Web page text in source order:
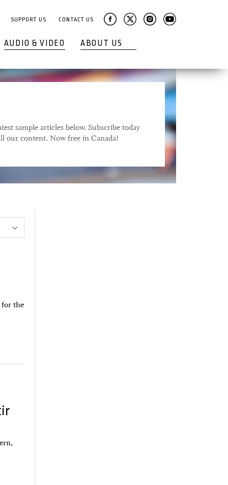
SUPPORT US CONTACT US
AUDIO & VIDEO ABOUT US
sample articles below. Subscribe today
our content. Now free in Canada!
for the